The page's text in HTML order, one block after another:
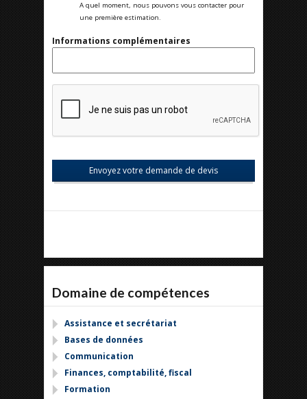
A quel moment, nous pouvons vous contacter pour
une première estimation.
Informations complémentaires
Domaine de compétences
Assistance et secrétariat
Bases de données
Communication
Finances, comptabilité, fiscal
Formation